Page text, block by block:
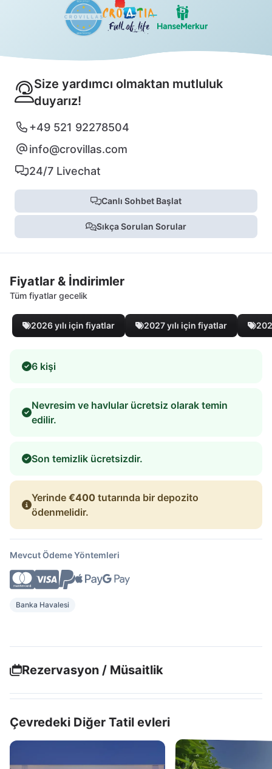
Size yardımcı olmaktan mutluluk
duyarız!
+49 521 92278504
info@crovillas.com
24/7 Livechat
Canlı Sohbet Başlat
Sıkça Sorulan Sorular
Fiyatlar & İndirimler
Tüm fiyatlar gecelik
2026 yılı için fiyatlar 2027 yılı için fiyatlar
6 kişi
Nevresim ve havlular ücretsiz olarak temin
edilir.
Son temizlik ücretsizdir.
Yerinde €400 tutarında bir depozito
ödenmelidir.
Mevcut Ödeme Yöntemleri
Banka Havalesi
Rezervasyon / Müsaitlik
Çevredeki Diğer Tatil evleri